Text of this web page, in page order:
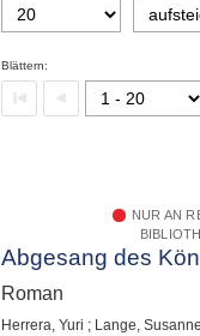
Blättern:
NUR AN
Abgesang des
Roman
Herrera, Yuri ; Lange,